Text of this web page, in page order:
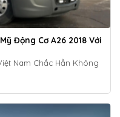
Động Cơ A26 2018 Với
Nam Chắc Hẳn Không